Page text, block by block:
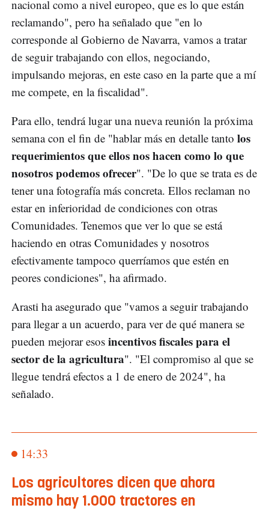
nacional como a nivel europeo, que es lo que están
reclamando", pero ha señalado que "en lo
corresponde al Gobierno de Navarra, vamos a tratar
de seguir trabajando con ellos, negociando,
impulsando mejoras, en este caso en la parte que a mí
me compete, en la fiscalidad".
Para ello, tendrá lugar una nueva reunión la próxima
semana con el fin de "hablar más en detalle tanto los
requerimientos que ellos nos hacen como lo que
nosotros podemos ofrecer". "De lo que se trata es de
tener una fotografía más concreta. Ellos reclaman no
estar en inferioridad de condiciones con otras
Comunidades. Tenemos que ver lo que se está
haciendo en otras Comunidades y nosotros
efectivamente tampoco querríamos que estén en
peores condiciones", ha afirmado.
Arasti ha asegurado que "vamos a seguir trabajando
para llegar a un acuerdo, para ver de qué manera se
pueden mejorar esos incentivos fiscales para el
sector de la agricultura". "El compromiso al que se
llegue tendrá efectos a 1 de enero de 2024", ha
señalado.
14:33
Los agricultores dicen que ahora
mismo hay 1.000 tractores en